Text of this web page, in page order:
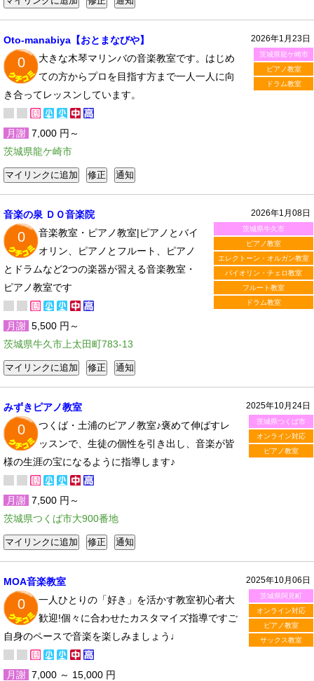
2026年1月23日
茨城県龍ケ崎市
ピアノ教室
ドラム教室
Oto-manabiya【おとまなびや】
0
大きな木琴マリンバの音楽教室です。はじめ
ての方からプロを目指す方まで一人一人に向
き合ってレッスンしています。
月謝 7,000 円～
茨城県龍ケ崎市
2026年1月08日
茨城県牛久市
ピアノ教室
エレクトーン・オルガン教室
バイオリン・チェロ教室
フルート教室
ドラム教室
音楽の泉 ＤＯ音楽院
0
音楽教室・ピアノ教室|ピアノとバイ
オリン、ピアノとフルート、ピアノ
とドラムなど2つの楽器が習える音楽教室・
ピアノ教室です
月謝 5,500 円～
茨城県牛久市上太田町783-13
2025年10月24日
茨城県つくば市
オンライン対応
ピアノ教室
みずきピアノ教室
0
つくば・土浦のピアノ教室♪褒めて伸ばすレ
ッスンで、生徒の個性を引き出し、音楽が皆
様の生涯の宝になるように指導します♪
月謝 7,500 円～
茨城県つくば市大900番地
2025年10月06日
茨城県阿見町
オンライン対応
ピアノ教室
サックス教室
MOA音楽教室
0
一人ひとりの「好き」を活かす教室初心者大
歓迎!個々に合わせたカスタマイズ指導ですご
自身のペースで音楽を楽しみましょう♩
月謝 7,000 ～ 15,000 円